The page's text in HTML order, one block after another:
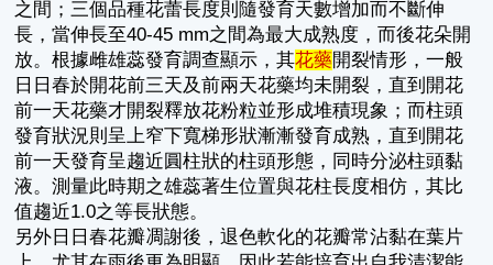
之間；三個品種花蕾長度則隨發育天數增加而不斷伸
長，當伸長至40-45 mm之間為最大成熟度，而後花朵開
放。根據雌雄蕊發育調查顯示，其花藥開裂情形，一般
日日春於開花前三天及前兩天花藥均未開裂，直到開花
前一天花藥才開裂釋放花粉粒並形成堆積現象；而柱頭
發育狀況則呈上窄下寬梯形狀漸漸發育成熟，直到開花
前一天發育呈趨近圓柱狀的柱頭形態，同時分泌柱頭黏
液。測量此時期之雄蕊著生位置與花柱長度相仿，其比
值趨近1.0之等長狀態。
另外日日春花瓣凋謝後，退色軟化的花瓣常沾黏在葉片